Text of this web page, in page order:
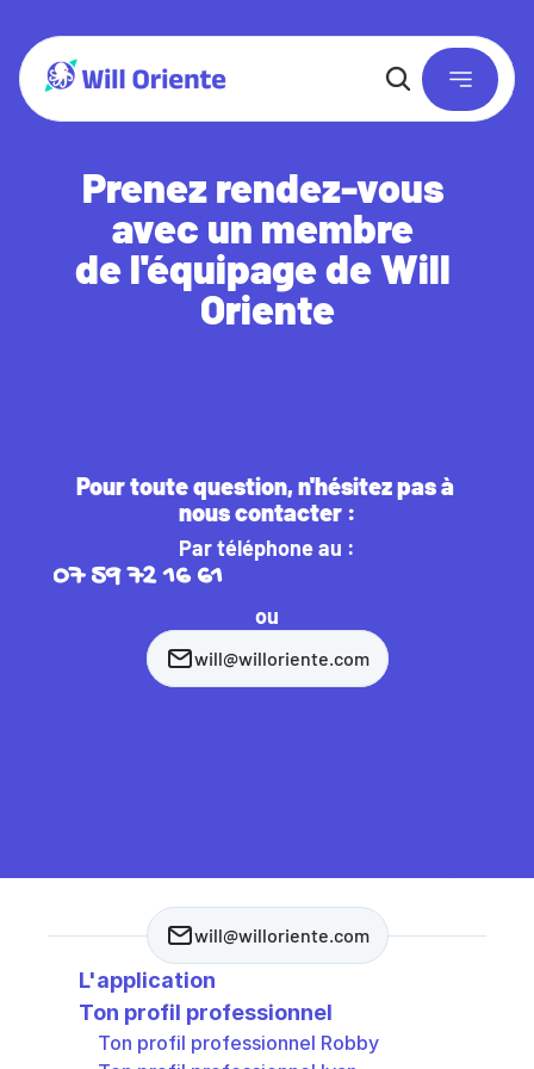
Prenez rendez-vous
avec un membre
de l'équipage de Will
Oriente
Pour toute question, n'hésitez pas à
nous contacter :
Par téléphone au :
07 59 72 16 61
ou
will@willoriente.com
will@willoriente.com
L'application
Ton profil professionnel
Ton profil professionnel Robby